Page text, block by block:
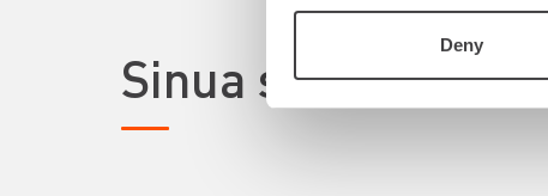
Deny
Sinua saattaisi